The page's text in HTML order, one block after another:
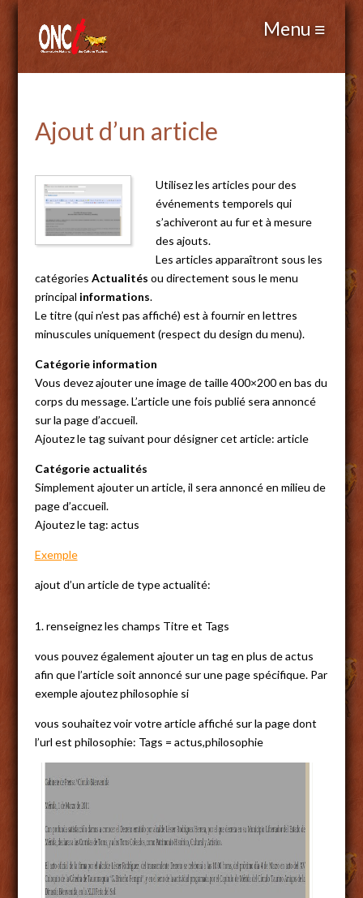
Ajout d’un article
Utilisez les articles pour des
événements temporels qui
s’achiveront au fur et à mesure
des ajouts.
Les articles apparaîtront sous les
catégories Actualités ou directement sous le menu
principal informations.
Le titre (qui n’est pas affiché) est à fournir en lettres
minuscules uniquement (respect du design du menu).
Catégorie information
Vous devez ajouter une image de taille 400×200 en bas du
corps du message. L’article une fois publié sera annoncé
sur la page d’accueil.
Ajoutez le tag suivant pour désigner cet article: article
Catégorie actualités
Simplement ajouter un article, il sera annoncé en milieu de
page d’accueil.
Ajoutez le tag: actus
Exemple
ajout d’un article de type actualité:
1. renseignez les champs Titre et Tags
vous pouvez également ajouter un tag en plus de actus
afin que l’article soit annoncé sur une page spécifique. Par
exemple ajoutez philosophie si
vous souhaitez voir votre article affiché sur la page dont
l’url est philosophie: Tags = actus,philosophie